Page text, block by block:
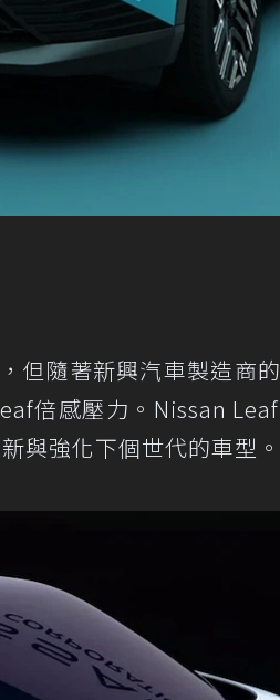
，但隨著新興汽車製造商
倍感壓力。Nissan
與強化下個世代的車型。